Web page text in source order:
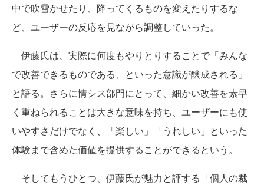
中で吹雪かせたり、降ってくるものを変えたりするな
ど、ユーザーの反応を見ながら調整していった。
伊藤氏は、実際に何度もやりとりすることで「みんな
で改善できるものである、といった意識が醸成される」
と語る。さらに情シス部門にとって、細かい改善を素早
く重ねられることは大きな意味を持ち、ユーザーにも使
いやすさだけでなく、「楽しい」「うれしい」といった
体験まで含めた価値を提供することができるという。
そしてもうひとつ、伊藤氏が魅力と評する「個人の裁